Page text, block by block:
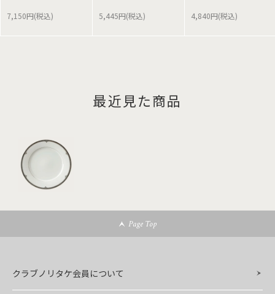
7,150円(税込) 5,445円(税込) 4,840円(税込)
最近見た商品
Page Top
クラブノリタケ会員について